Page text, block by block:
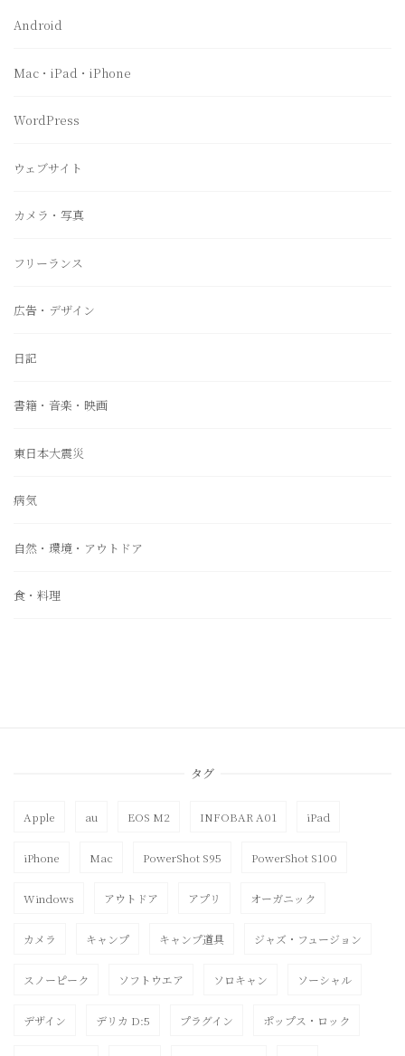
Android
Mac・iPad・iPhone
WordPress
ウェブサイト
カメラ・写真
フリーランス
広告・デザイン
日記
書籍・音楽・映画
東日本大震災
病気
自然・環境・アウトドア
食・料理
タグ
Apple au EOS M2 INFOBAR A01 iPad
iPhone Mac PowerShot S95 PowerShot S100
Windows アウトドア アプリ オーガニック
カメラ キャンプ キャンプ道具 ジャズ・フュージョン
スノーピーク ソフトウエア ソロキャン ソーシャル
デザイン デリカ D:5 プラグイン ポップス・ロック